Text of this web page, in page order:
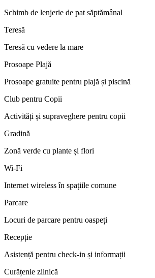
Schimb de lenjerie de pat săptămânal
Teresă
Teresă cu vedere la mare
Prosoape Plajă
Prosoape gratuite pentru plajă și piscină
Club pentru Copii
Activități și supraveghere pentru copii
Gradină
Zonă verde cu plante și flori
Wi-Fi
Internet wireless în spațiile comune
Parcare
Locuri de parcare pentru oaspeți
Recepție
Asistență pentru check-in și informații
Curățenie zilnică